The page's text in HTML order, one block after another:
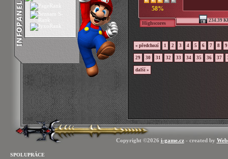
58%
Highscores 234.39
« předchozí 1 2 3 4 5 6 7 8 9
29 30 31 32 33 34 35 36 37
další »
Copyright ©2026 i-game.cz- created by
SPOLUPRÁCE